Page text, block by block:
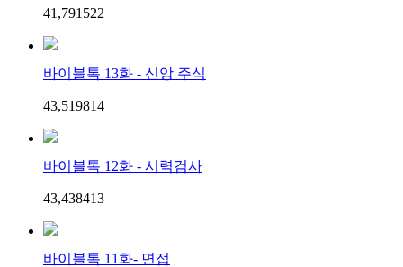
41,791 522
바이블톡 13화 - 신앙 주식
43,519814
바이블톡 12화 - 시력검사
43,438413
바이블톡 11화- 면접